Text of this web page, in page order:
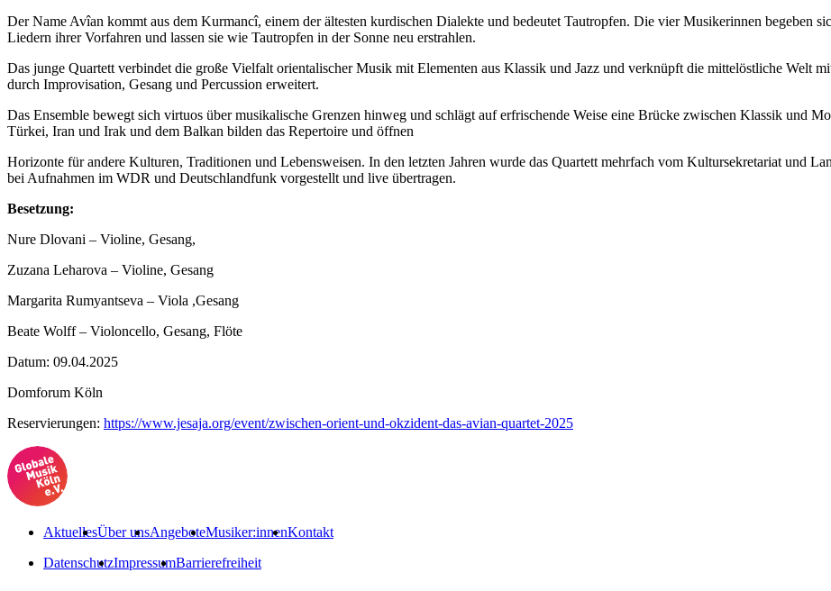
Der Name Avîan kommt aus dem Kurmancî, einem der ältesten kurdischen Dialekte und bedeutet Tautropfen. Die vier Musikerinnen begeben
Liedern ihrer Vorfahren und lassen sie wie Tautropfen in der Sonne neu erstrahlen.
Das junge Quartett verbindet die große Vielfalt orientalischer Musik mit Elementen aus Klassik und Jazz und verknüpft die mittelöstliche Welt
durch Improvisation, Gesang und Percussion erweitert.
Das Ensemble bewegt sich virtuos über musikalische Grenzen hinweg und schlägt auf erfrischende Weise eine Brücke zwischen Klassik und
Türkei, Iran und Irak und dem Balkan bilden das Repertoire und öffnen
Horizonte für andere Kulturen, Traditionen und Lebensweisen. In den letzten Jahren wurde das Quartett mehrfach vom Kultursekretariat und
bei Aufnahmen im WDR und Deutschlandfunk vorgestellt und live übertragen.
Besetzung:
Nure Dlovani – Violine, Gesang,
Zuzana Leharova – Violine, Gesang
Margarita Rumyantseva – Viola ,Gesang
Beate Wolff – Violoncello, Gesang, Flöte
Datum: 09.04.2025
Domforum Köln
Reservierungen: https://www.jesaja.org/event/zwischen-orient-und-okzident-das-avian-quartet-2025
AktuellesÜber unsAngeboteMusiker:innenKontakt
DatenschutzImpressumBarrierefreiheit